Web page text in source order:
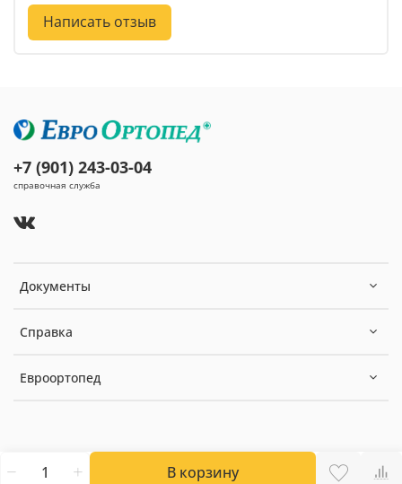
В корзину
Написать отзыв
Документы
Справка
Евроортопед
+7 (901) 243-03-04
справочная служба